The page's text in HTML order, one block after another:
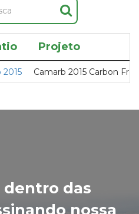
Projeto
2015 Camarb 2015 Carbon Free
dentro das
nossa